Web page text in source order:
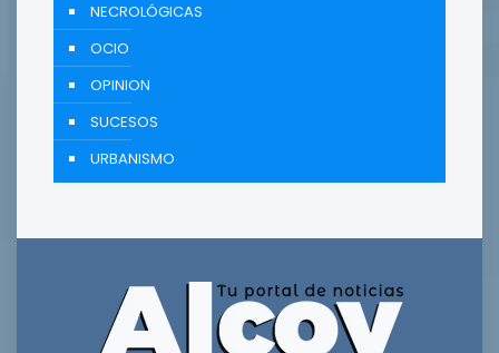
NECROLÓGICAS
OCIO
OPINION
SUCESOS
URBANISMO